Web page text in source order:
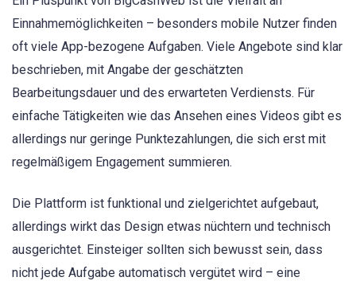
Einnahmemöglichkeiten – besonders mobile Nutzer finden
oft viele App-bezogene Aufgaben. Viele Angebote sind klar
beschrieben, mit Angabe der geschätzten
Bearbeitungsdauer und des erwarteten Verdiensts. Für
einfache Tätigkeiten wie das Ansehen eines Videos gibt es
allerdings nur geringe Punktezahlungen, die sich erst mit
regelmäßigem Engagement summieren.
Die Plattform ist funktional und zielgerichtet aufgebaut,
allerdings wirkt das Design etwas nüchtern und technisch
ausgerichtet. Einsteiger sollten sich bewusst sein, dass
nicht jede Aufgabe automatisch vergütet wird – eine